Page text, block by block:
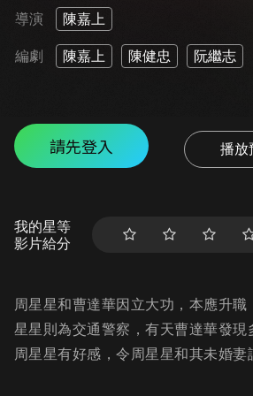
導演 陳嘉上
編劇 陳嘉上 陳健忠 阮繼志
請先登入 播放
我的星等
影片給分
周星星和曹達華因立大功，本應升
星星則為交通警察，有天曹達華發
周星星有好感，令周星星和其未婚